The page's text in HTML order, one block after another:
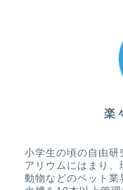
楽
小学生の頃の自由研
アリウムにはまり
動物などのペット業